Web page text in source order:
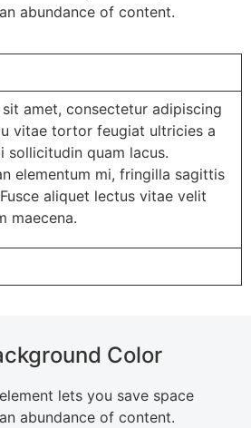
abundance of content.
amet, consectetur adipiscing
vitae tortor feugiat ultricies a
sollicitudin quam lacus.
elementum mi, fringilla sagittis
aliquet lectus vitae velit
maecena.
Color
lets you save space
abundance of content.